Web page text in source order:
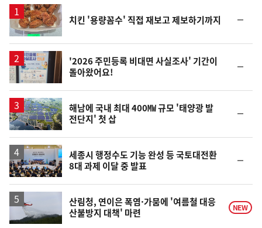
치킨 '용량꼼수' 직접 재보고 제보하기까지
일
'2026 주민등록 비대면 사실조사' 기간이
돌아왔어요!
일
해남에 국내 최대 400㎿ 규모 '태양광 발
전단지' 첫 삽
일
세종시 행정수도 기능 완성 등 국토대전환
8대 과제 이달 중 발표
일
산림청, 연이은 폭염·가뭄에 '여름철 대응
산불방지 대책' 마련
NEW